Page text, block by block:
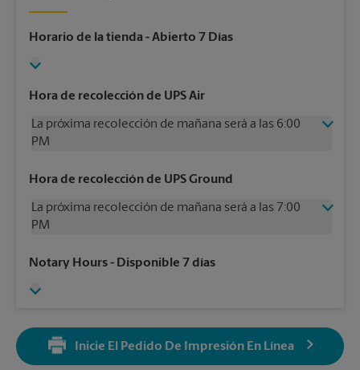
Horario de la tienda- Abierto 7 Días
Hora de recolección de UPS Air
La próxima recolección de mañana será a las 6:00
PM
Jueves
6:00 PM
Sábado
4:00 PM
Domingo
Martes
6:00 PM
Hora de recolección de UPS Ground
La próxima recolección de mañana será a las 7:00
PM
Jueves
7:00 PM
Sábado
Lunes
7:00 PM
Martes
7:00 PM
Miércoles
7:00 PM
Notary Hours- Disponible 7 días
Inicie El Pedido De Impresión En Línea